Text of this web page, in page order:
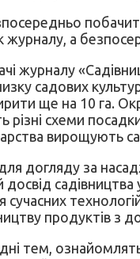
а
журналу
садових
ще на 10 га.
схеми
вирощують
для догляду за
сучасних
продуктів з
тем,